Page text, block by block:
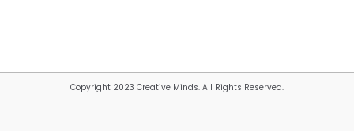
Copyright 2023 Creative Minds. All Rights Reserved.